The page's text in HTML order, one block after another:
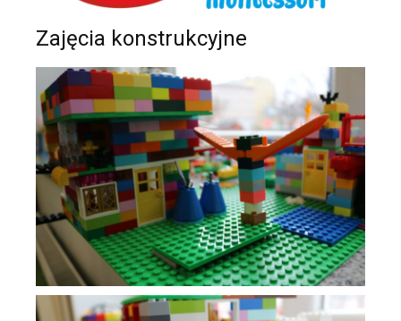
Zajęcia konstrukcyjne